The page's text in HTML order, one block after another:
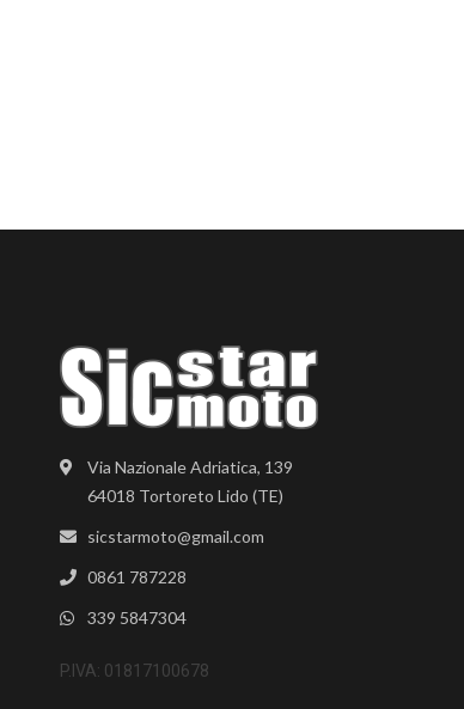
Via Nazionale Adriatica, 139
64018 Tortoreto Lido (TE)
sicstarmoto@gmail.com
0861 787228
339 5847304
P.IVA: 01817100678